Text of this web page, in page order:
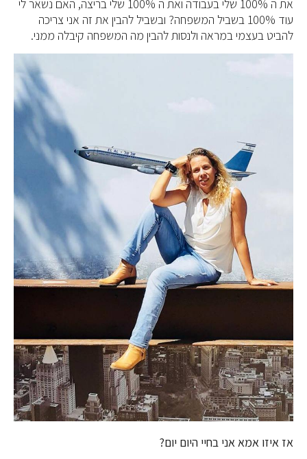
את ה 100% שלי בעבודה ואת ה 100% שלי בריצה, האם נשאר לי
עוד 100% בשביל המשפחה? ובשביל להבין את זה אני צריכה
להביט בעצמי במראה ולנסות להבין מה המשפחה קיבלה ממני.
אז איזו אמא אני בחיי היום יום?